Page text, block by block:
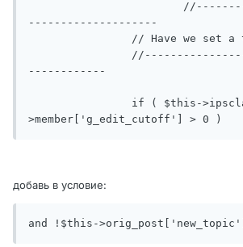
--------------------
------------
>member['g_edit_cutoff'] > 0 )
добавь в условие:
and !$this->orig_post['new_topic']